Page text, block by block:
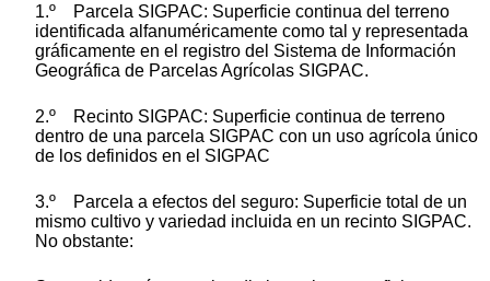
1.º Parcela SIGPAC: Superficie continua del terreno
identificada alfanuméricamente como tal y representada
gráficamente en el registro del Sistema de Información
Geográfica de Parcelas Agrícolas SIGPAC.
2.º Recinto SIGPAC: Superficie continua de terreno
dentro de una parcela SIGPAC con un uso agrícola único
de los definidos en el SIGPAC
3.º Parcela a efectos del seguro: Superficie total de un
mismo cultivo y variedad incluida en un recinto SIGPAC.
No obstante: